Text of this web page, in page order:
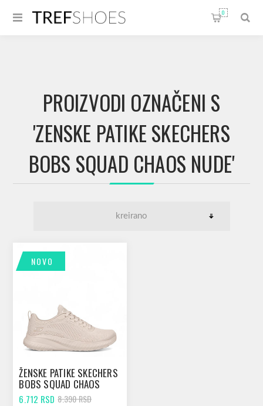
0
PROIZVODI OZNAČENI S
'ZENSKE PATIKE SKECHERS
BOBS SQUAD CHAOS NUDE'
NOVO
ŽENSKE PATIKE SKECHERS
BOBS SQUAD CHAOS
NUDE
6.712 RSD 8.390 RSD